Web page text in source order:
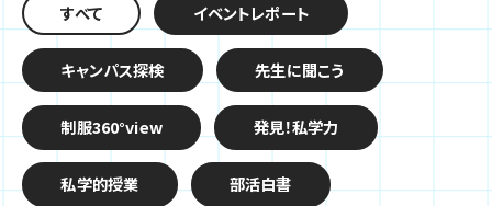
すべて イベントレポート
キャンパス探検 先生に聞こう
制服360°view 発見！私学力
私学的授業 部活白書